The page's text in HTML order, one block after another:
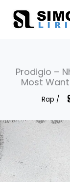
content
Prodigio –
Most
Rap /